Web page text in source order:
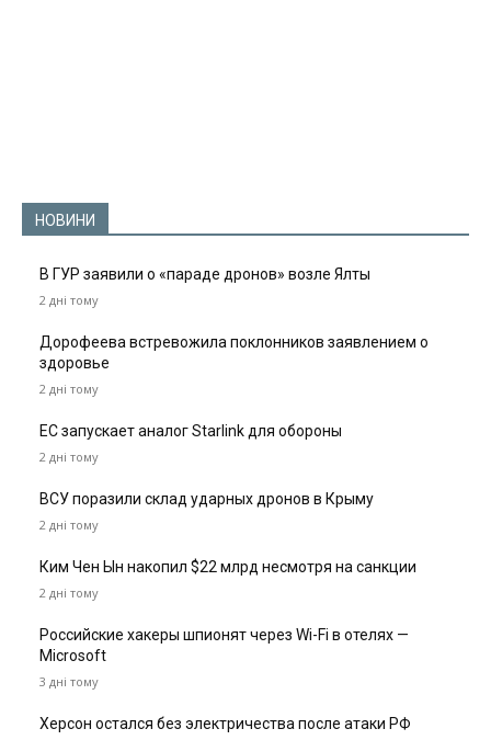
НОВИНИ
В ГУР заявили о «параде дронов» возле Ялты
2 дні тому
Дорофеева встревожила поклонников заявлением о
здоровье
2 дні тому
ЕС запускает аналог Starlink для обороны
2 дні тому
ВСУ поразили склад ударных дронов в Крыму
2 дні тому
Ким Чен Ын накопил $22 млрд несмотря на санкции
2 дні тому
Российские хакеры шпионят через Wi-Fi в отелях —
Microsoft
3 дні тому
Херсон остался без электричества после атаки РФ